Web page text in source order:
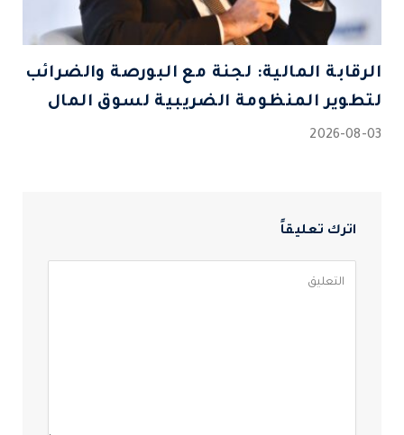
الرقابة المالية: لجنة مع البورصة والضرائب
لتطوير المنظومة الضريبية لسوق المال
2026-08-03
اترك تعليقاً